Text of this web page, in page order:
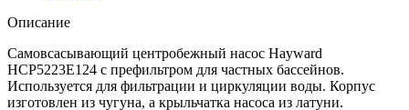
Описание
Самовсасывающий центробежный насос Hayward
HCP5223E124 c префильтром для частных бассейнов.
Используется для фильтрации и циркуляции воды. Корпус
изготовлен из чугуна, а крыльчатка насоса из латуни.